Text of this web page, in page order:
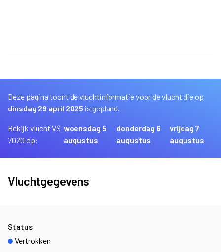
Deze pagina toont de vluchtinformatie voor de vlucht die op
dinsdag 29 april 2025 is gepland.
Bekijk vlucht VS
7020 op:
woensdag 5
augustus
donderdag 6
augustus
vrijdag 7
augustus
Vluchtgegevens
Status
Vertrokken